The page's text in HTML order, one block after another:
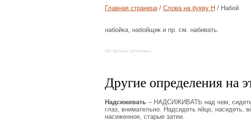
Главная страница/ Слова на букву Н / Набой
набойка, набойщик и пр. см. набивать.
На правах рекламы:
Другие определения на
Надсиживать-- НАДСИЖИВАТЬ над чем, сидеть,
глаз, внимательно. Надсидеть яйцо, насидеть,
насиженное, старые затеи.